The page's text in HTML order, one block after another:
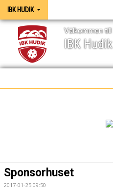
IBK HUDIK
IBK Hudik
Välkommen till
MEDIA / GRAFISK PROFIL
Sponsorhuset
2017-01-25 09:50